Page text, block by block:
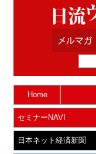
Home
セミナーNAVI
日本ネット経済新聞